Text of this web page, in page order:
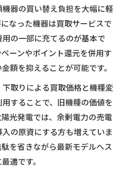
器の買い替え負担を大幅に軽
なった機器は買取サービスで
の一部に充てるのが基本で
ーンやポイント還元を併用す
額を抑えることが可能です。
取りによる買取価格と機種変
することで、旧機種の価値を
光発電では、余剰電力の売電
の原資にする方も増えていま
を省きながら最新モデルへス
適です。